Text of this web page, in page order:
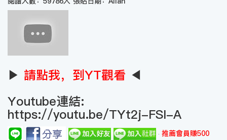
▶ 請點我，到YT觀看 ◀
Youtube連結:
https://youtu.be/TYt2j-FSI-A
推薦會員賺500